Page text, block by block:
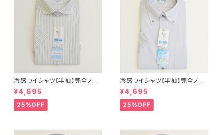
冷感ワイシャツ【半袖】完全ノー
アイロン i-Shirt｜-2℃冷却 形
態安定 レギュラーシルエット カ
ッタウェイ ストライプ メンズ ビ
ジネス exha11-cw-12 L.グレ
¥4,695
25%OFF
冷感ワイシャツ【半袖】完全ノー
アイロン i-Shirt｜-2℃冷却 形
態安定 レギュラーシルエット ボ
タンダウン ドビー メンズ ビジネ
¥4,695
25%OFF